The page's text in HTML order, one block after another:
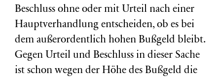
Beschluss ohne oder mit Urteil nach einer
Hauptverhandlung entscheiden, ob es bei
dem außerordentlich hohen Bußgeld bleibt.
Gegen Urteil und Beschluss in dieser Sache
ist schon wegen der Höhe des Bußgeld die